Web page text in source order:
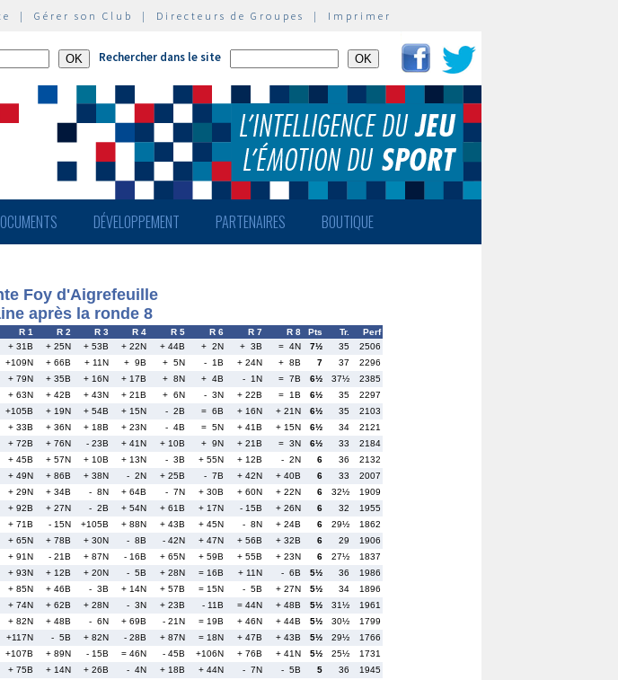
| Gérer son Club | Directeurs de Groupes | Imprimer
Rechercher dans le site
DÉVELOPPEMENT PARTENAIRES BOUTIQUE
Foy d'Aigrefeuille
après la ronde 8
R 1 R 2 R 3 R 4 R 5 R 6 R 7 R 8 Pts Tr.
Perf
+ 31B + 25N + 53B + 22N + 44B + 2N + 3B = 4N 7½ 35
2506
+109N + 66B + 11N + 9B + 5N - 1B + 24N + 8B 7 37
2296
+ 79N + 35B + 16N + 17B + 8N + 4B - 1N = 7B 6½ 37½
2385
+ 63N + 42B + 43N + 21B + 6N - 3N + 22B = 1B 6½ 35
2297
+105B + 19N + 54B + 15N - 2B = 6B + 16N + 21N 6½ 35
2103
+ 33B + 36N + 18B + 23N - 4B = 5N + 41B + 15N 6½ 34
2121
+ 72B + 76N - 23B + 41N + 10B + 9N + 21B = 3N 6½ 33
2184
+ 45B + 57N + 10B + 13N - 3B + 55N + 12B - 2N 6 36
2132
+ 49N + 86B + 38N - 2N + 25B - 7B + 42N + 40B 6 33
2007
+ 29N + 34B - 8N + 64B - 7N + 30B + 60N + 22N 6 32½
1909
+ 92B + 27N - 2B + 54N + 61B + 17N - 15B + 26N 6 32
1955
+ 71B - 15N +105B + 88N + 43B + 45N - 8N + 24B 6 29½
1862
+ 65N + 78B + 30N - 8B - 42N + 47N + 56B + 32B 6 29
1906
+ 91N - 21B + 87N - 16B + 65N + 59B + 55B + 23N 6 27½
1837
+ 93N + 12B + 20N - 5B + 28N = 16B + 11N - 6B 5½ 36
1986
+ 85N + 46B - 3B + 14N + 57B = 15N - 5B + 27N 5½ 34
1896
+ 74N + 62B + 28N - 3N + 23B - 11B = 44N + 48B 5½ 31½
1961
+ 82N + 48B - 6N + 69B - 21N = 19B + 46N + 44B 5½ 30½
1799
+117N - 5B + 82N - 28B + 87N = 18N + 47B + 43B 5½ 29½
1766
+107B + 89N - 15B = 46N - 45B +106N + 76B + 41N 5½ 25½
1731
+ 75B + 14N + 26B - 4N + 18B + 44N - 7N - 5B 5 36
1945